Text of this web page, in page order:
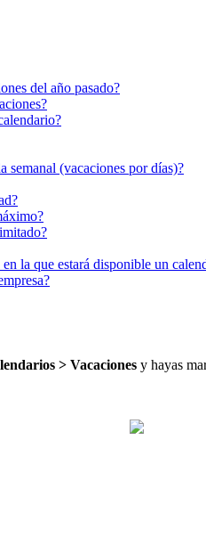
del año pasado?
semanal (vacaciones por días)?
la que estará disponible un
> Vacaciones y hayas